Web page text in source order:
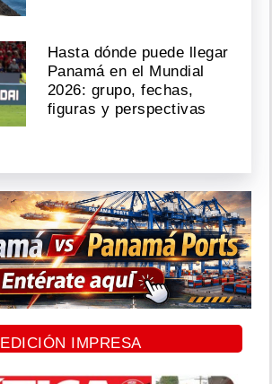
Hasta dónde puede llegar
Panamá en el Mundial
2026: grupo, fechas,
figuras y perspectivas
EDICIÓN IMPRESA